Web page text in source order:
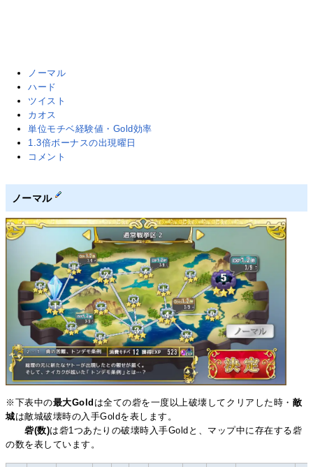
ノーマル
ハード
ツイスト
カオス
単位モチベ経験値・Gold効率
1.3倍ボーナスの出現曜日
コメント
ノーマル
※下表中の最大Gold は全ての砦を一度以上破壊してクリアした時・ 敵
城は敵城破壊時の入手Goldを表します。
砦(数)は砦1つあたりの破壊時入手Goldと、マップ中に存在する砦
の数を表しています。